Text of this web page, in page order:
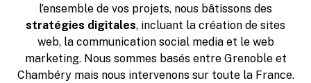
l’ensemble de vos projets, nous bâtissons des
stratégies digitales, incluant la création de sites
web, la communication social media et le web
marketing. Nous sommes basés entre Grenoble et
Chambéry mais nous intervenons sur toute la France.